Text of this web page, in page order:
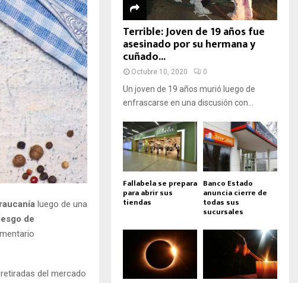
luego de una
de
del mercado
Terrible: Joven de 19 años fue
asesinado por su hermana y
cuñado...
Octubre 10, 2020 0
Un joven de 19 años murió luego de
enfrascarse en una discusión con...
Fallabela se prepara
para abrir sus
tiendas
Banco Estado
anuncia cierre de
todas sus
sucursales